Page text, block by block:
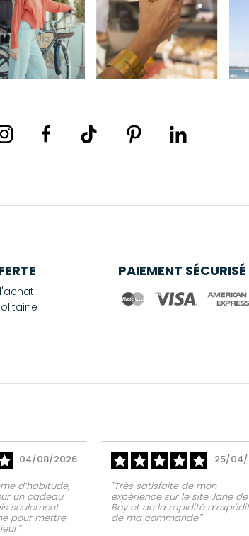
PAIEMENT SÉCURISÉ
04/08/2026
d’habitude,
un cadeau
seulement
pour mettre
25/
‟Très satisfaite de mon
expérience sur le site Jane de
Boy et de la rapidité
de ma commande.ˮ